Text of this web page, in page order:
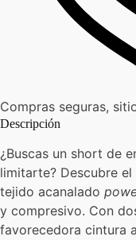
Compras seguras,
Descripción
¿Buscas un short de
limitarte? Descubre
tejido acanalado
y compresivo. Con
favorecedora cintura